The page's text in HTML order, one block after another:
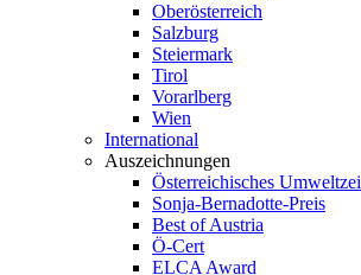
Oberösterreich
Salzburg
Steiermark
Tirol
Vorarlberg
Wien
International
Auszeichnungen
Österreichisches
Sonja-Bernadotte-Preis
Best of Austria
Ö-Cert
ELCA Award